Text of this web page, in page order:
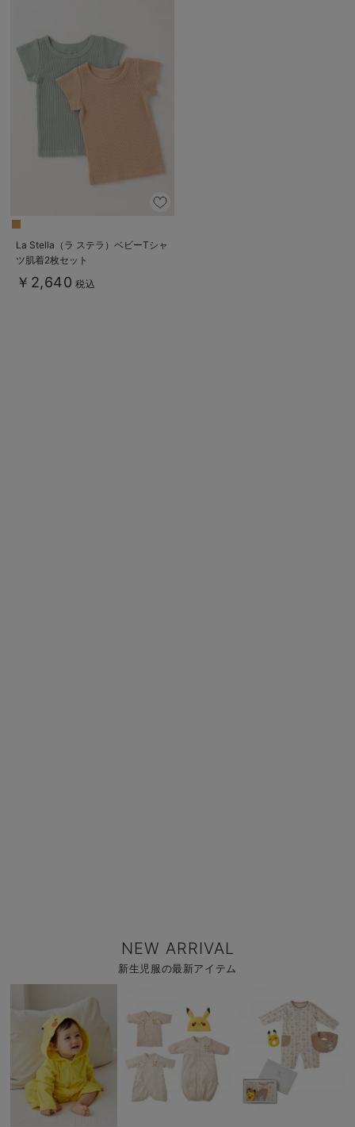
La Stella（ラ ステラ）ベビーTシャ
ツ肌着2枚セット
￥2,640 税込
NEW ARRIVAL
新生児服の最新アイテム